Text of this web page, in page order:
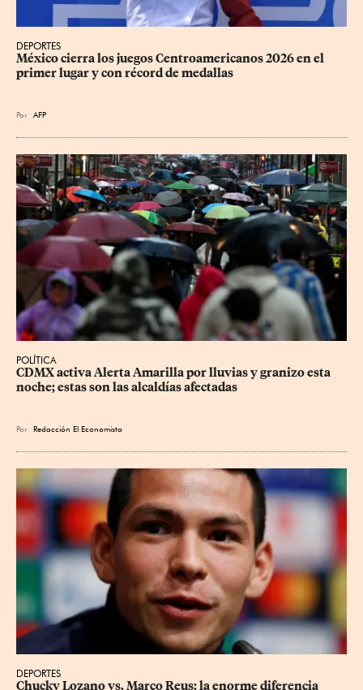
DEPORTES
México cierra los juegos Centroamericanos 2026 en el
primer lugar y con récord de medallas
Por AFP
POLÍTICA
CDMX activa Alerta Amarilla por lluvias y granizo esta
noche; estas son las alcaldías afectadas
Por Redacción El Economista
DEPORTES
Chucky Lozano vs. Marco Reus: la enorme diferencia